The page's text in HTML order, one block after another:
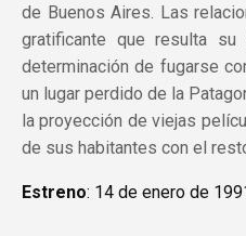
de Buenos Aires. Las
gratificante que resulta
determinación de fugarse
un lugar perdido de la
la proyección de viejas
de sus habitantes con el
Estreno: 14 de enero de